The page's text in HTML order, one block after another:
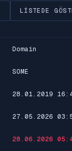
LISTEDE
Domain
SOME
28.01.2019
27.05.2026
28.06.2026